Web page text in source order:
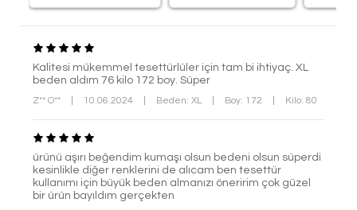
Kalitesi mükemmel tesettürlüler için tam bi ihtiyaç. XL
beden aldım 76 kilo 172 boy. Süper
Z** O** 10.06.2024 Beden: XL Boy: 172 Kilo: 80
ürünü aşırı beğendim kumaşı olsun bedeni olsun süperdi
kesinlikle diğer renklerini de alıcam ben tesettür
kullanımı için büyük beden almanızı öneririm çok güzel
bir ürün bayıldım gerçekten